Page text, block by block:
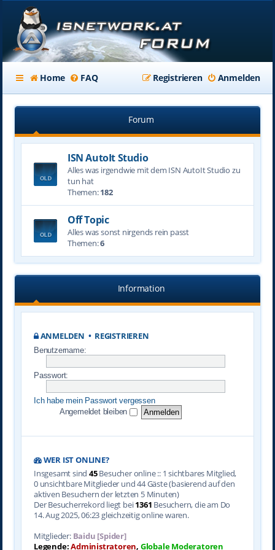
Home FAQ Anmelden
Registrieren
Forum
ISN AutoIt Studio
Alles was irgendwie mit dem ISN AutoIt Studio zu
tun hat
Themen:182
Off Topic
Alles was sonst nirgends rein passt
Themen:6
Information
ANMELDEN • REGISTRIEREN
Benutzername:
Passwort:
Ich habe mein Passwort vergessen
Angemeldet bleiben
WER IST ONLINE?
Insgesamt sind 45Besucher online :: 1 sichtbares Mitglied,
0 unsichtbare Mitglieder und 44 Gäste (basierend auf den
aktiven Besuchern der letzten 5 Minuten)
Der Besucherrekord liegt bei1361 Besuchern, die am Do
14. Aug 2025, 06:23 gleichzeitig online waren.
Mitglieder: Baidu [Spider]
Legende:Administratoren, Globale Moderatoren